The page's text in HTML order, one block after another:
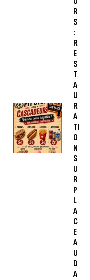
R
S
:
R
E
S
T
A
U
R
A
TI
O
N
S
U
R
P
L
A
C
E
A
U
D
A